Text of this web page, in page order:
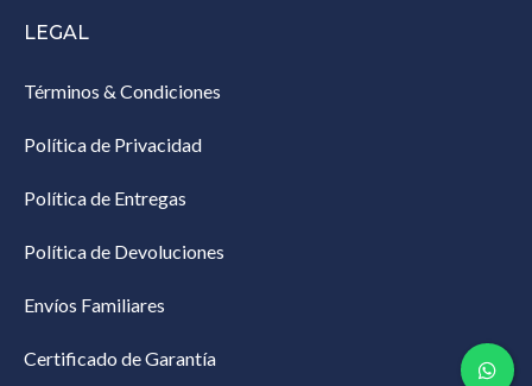
LEGAL
Términos & Condiciones
Política de Privacidad
Política de Entregas
Política de Devoluciones
Envíos Familiares
Certificado de Garantía